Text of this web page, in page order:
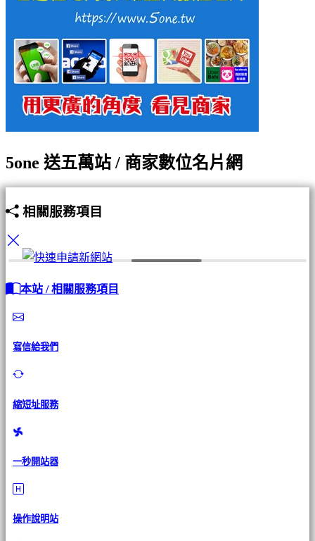
5one 送五萬站 / 商家數位名片網
相關服務項目
本站 / 相關服務項目
寫信給我們
縮短址服務
一秒開站器
操作說明站